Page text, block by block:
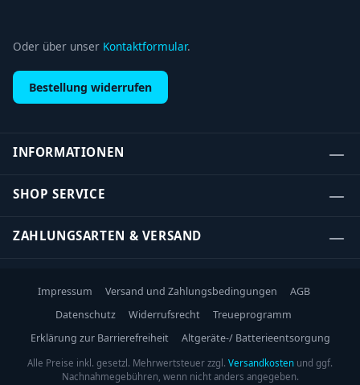
Oder über unser Kontaktformular.
Bestellung widerrufen
INFORMATIONEN
SHOP SERVICE
ZAHLUNGSARTEN & VERSAND
Impressum Versand und Zahlungsbedingungen
AGB
Datenschutz
Widerrufsrecht
Treueprogramm
Erklärung zur Barrierefreiheit
Altgeräte-/ Batterieentsorgung
Alle Preise inkl. gesetzl. Mehrwertsteuer zzgl. Versandkosten und ggf.
Nachnahmegebühren, wenn nicht anders angegeben.